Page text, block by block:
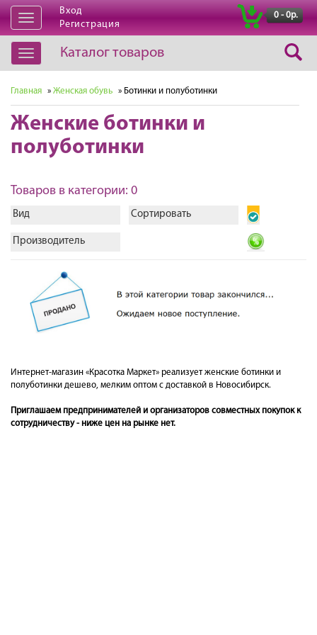
Открыть
навигацию
Вход
Регистрация
0 - 0р.
Открыть
навигацию
Каталог товаров
Главная » Женская обувь » Ботинки и полуботинки
Женские ботинки и
полуботинки
Товаров в категории: 0
Вид Сортировать
Производитель
Интернет-магазин «Красотка Маркет» реализует женские ботинки и
полуботинки дешево, мелким оптом с доставкой в Новосибирск.
Приглашаем предпринимателей и организаторов совместных покупок к
сотрудничеству - ниже цен на рынке нет.